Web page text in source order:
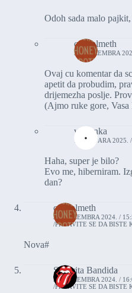
Odoh sada malo
crystalmeth
31. DECEMBRA
Ovaj cu komentar da
apetit da probudim,
drijemezha poslje.
(Ajmo ruke gore,
vasionka
1. JANUARA 2025.
Haha, super je bilo?
Evo me, hiberniram.
dan?
crystalmeth
31. DECEMBRA 2024. /
PRIJAVITE SE DA BISTE
Nova#
Senorita Bandida
31. DECEMBRA 2024. /
PRIJAVITE SE DA BISTE